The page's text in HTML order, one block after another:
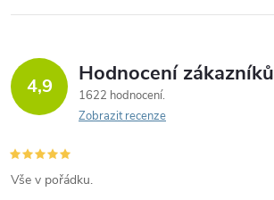
4,9 Hodnocení zákazníků
1622 hodnocení
Zobrazit recenze
Vše v pořádku.